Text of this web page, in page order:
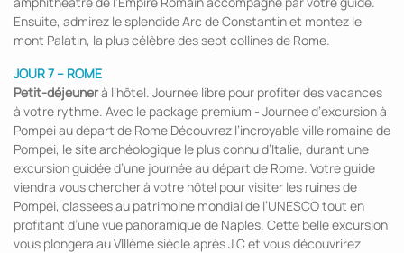
Ensuite, admirez le splendide Arc de Constantin et montez le
mont Palatin, la plus célèbre des sept collines de Rome.
JOUR 7 – ROME
Petit-déjeunerà l’hôtel. Journée libre pour profiter des vacances
à votre rythme. Avec le package premium - Journée d’excursion à
Pompéi au départ de Rome Découvrez l’incroyable ville romaine de
Pompéi, le site archéologique le plus connu d’Italie, durant une
excursion guidée d’une journée au départ de Rome. Votre guide
viendra vous chercher à votre hôtel pour visiter les ruines de
Pompéi, classées au patrimoine mondial de l’UNESCO tout en
profitant d’une vue panoramique de Naples. Cette belle excursion
vous plongera au VIIIème siècle après J.C et vous découvrirez